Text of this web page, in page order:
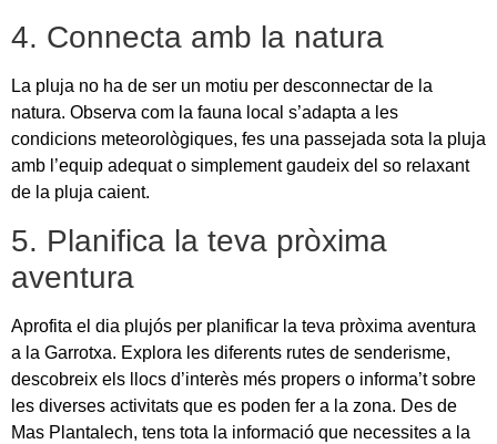
4. Connecta amb la natura
La pluja no ha de ser un motiu per desconnectar de la
natura. Observa com la fauna local s’adapta a les
condicions meteorològiques, fes una passejada sota la pluja
amb l’equip adequat o simplement gaudeix del so relaxant
de la pluja caient.
5. Planifica la teva pròxima
aventura
Aprofita el dia plujós per planificar la teva pròxima aventura
a la Garrotxa. Explora les diferents rutes de senderisme,
descobreix els llocs d’interès més propers o informa’t sobre
les diverses activitats que es poden fer a la zona. Des de
Mas Plantalech, tens tota la informació que necessites a la